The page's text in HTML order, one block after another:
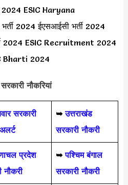
ESIC Haryana
2024 ईएसआईसी भर्ती 2024
2024 ESIC Recruitment 2024
Bharti 2024
सरकारी नौकरियां
सरकारी
➥ उत्तराखंड
सरकारी नौकरी
प्रदेश
नौकरी
➥ पश्चिम बंगाल
सरकारी नौकरी